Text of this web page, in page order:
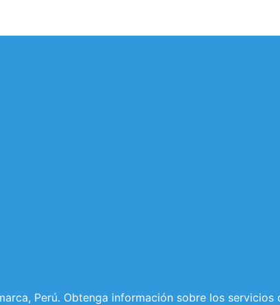
Perú. Obtenga información sobre los servicios